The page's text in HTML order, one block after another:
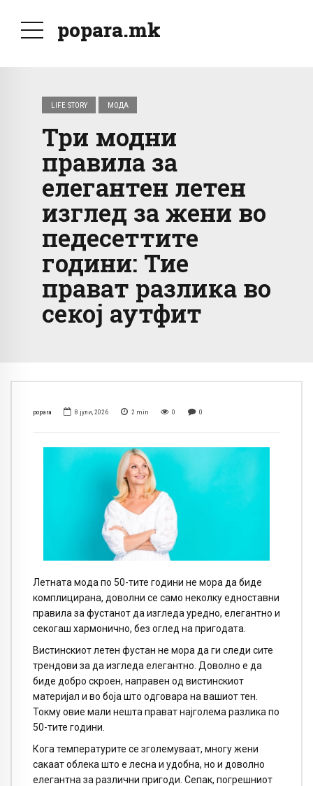
popara.mk
LIFE STORY МОДА
Три модни
правила за
елегантен летен
изглед за жени во
педесеттите
години: Тие
прават разлика во
секој аутфит
popara 8 јули, 2026 2 min 0 0
Летната мода по 50-тите години не мора да биде
комплицирана, доволни се само неколку едноставни
правила за фустанот да изгледа уредно, елегантно и
секогаш хармонично, без оглед на пригодата.
Вистинскиот летен фустан не мора да ги следи сите
трендови за да изгледа елегантно. Доволно е да
биде добро скроен, направен од вистинскиот
материјал и во боја што одговара на вашиот тен.
Токму овие мали нешта прават најголема разлика по
50-тите години.
Кога температурите се зголемуваат, многу жени
сакаат облека што е лесна и удобна, но и доволно
елегантна за различни пригоди. Сепак, погрешниот